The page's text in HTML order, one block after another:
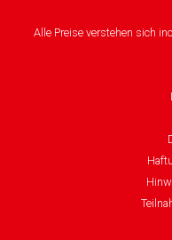
Alle Preise verstehen sich